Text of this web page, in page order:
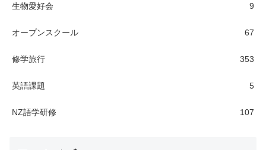
生物愛好会 9
オープンスクール 67
修学旅行 353
英語課題 5
NZ語学研修 107